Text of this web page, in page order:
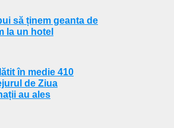
să ținem geanta de
la un hotel
în medie 410
de Ziua
au ales